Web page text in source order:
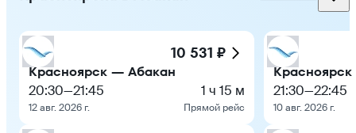
10 531 ₽
Красноярск — Абакан
20:30—21:45
12 авг. 2026 г.
1 ч 15 м
Прямой рейс
21:30—22:45
10 авг. 2026 г.